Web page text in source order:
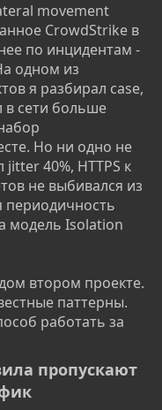
movement
CrowdStrike в
по инцидентам -
одном из
я разбирал case,
в сети больше
Но ни одно не
40%, HTTPS к
не выбивался из
модель Isolation
втором проекте.
паттерны.
работать за
пропускают